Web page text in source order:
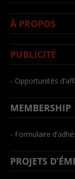
À PROPOS
PUBLICITÉ
- Opportunités
MEMBERSHIP
- Formulaire
PROJETS